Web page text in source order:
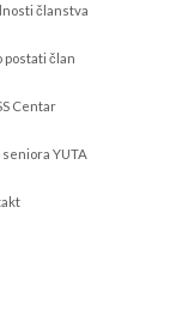
članstva
postati član
Centar
seniora YUTA